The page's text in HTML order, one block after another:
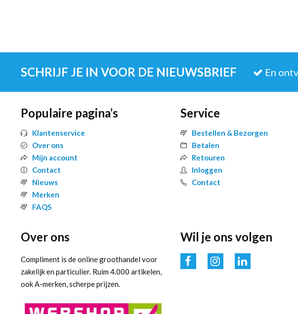
SCHRIJF JE IN VOOR DE NIEUWSBRIEF En
Populaire pagina’s
Klantenservice
Over ons
Mijn account
Contact
Nieuws
Merken
FAQS
Service
Bestellen & Bezorgen
Betalen
Retouren
Inloggen
Contact
Over ons
Compliment is de online groothandel voor
zakelijk en particulier. Ruim 4.000 artikelen,
ook A-merken, scherpe prijzen.
Wil je ons volgen